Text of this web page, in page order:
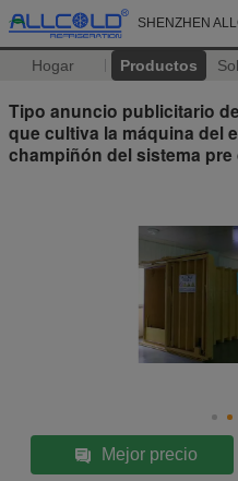
SHENZHEN
Hogar Productos
Tipo anuncio publicitario
que cultiva la máquina del
champiñón del sistema
Mejor precio